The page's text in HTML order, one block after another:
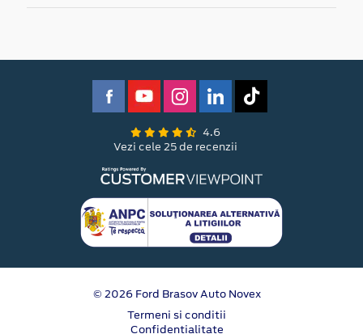
4.6
Vezi cele 25 de recenzii
© 2026 Ford Brasov Auto Novex
Termeni si conditii
Confidentialitate